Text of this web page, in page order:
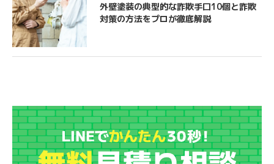
外壁塗装の典型的な詐欺手口10個と詐欺
対策の方法をプロが徹底解説